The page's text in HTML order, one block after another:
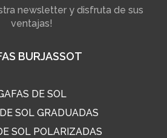
newsletter y disfruta de sus
ventajas!
BURJASSOT
DE SOL
SOL GRADUADAS
SOL POLARIZADAS